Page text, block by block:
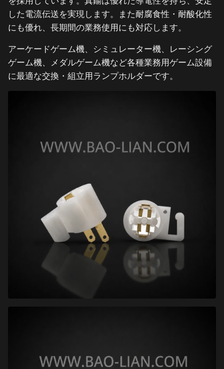
した電流伝送を実現します。また耐腐食性・耐酸化性
にも優れ、長期間の業務使用にも対応します。
アーケードゲーム機、シミュレーター機、レーシング
ゲーム機、メダルゲーム機など各種業務用ゲーム設備
に最適な交換・組立用ランプホルダーです。